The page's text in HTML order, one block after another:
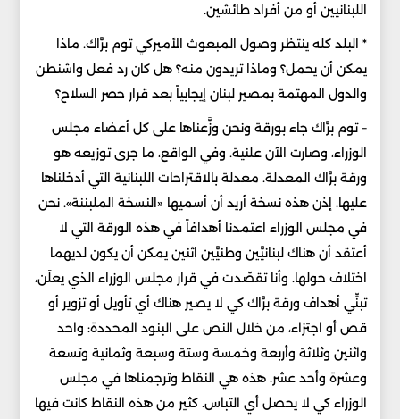
اللبنانيين أو من أفراد طائشين.
* البلد كله ينتظر وصول المبعوث الأميركي توم برَّاك. ماذا
يمكن أن يحمل؟ وماذا تريدون منه؟ هل كان رد فعل واشنطن
والدول المهتمة بمصير لبنان إيجابياً بعد قرار حصر السلاح؟
– توم برَّاك جاء بورقة ونحن وزَّعناها على كل أعضاء مجلس
الوزراء، وصارت الآن علنية. وفي الواقع، ما جرى توزيعه هو
ورقة برَّاك المعدلة. معدلة بالاقتراحات اللبنانية التي أدخلناها
عليها. إذن هذه نسخة أريد أن أسميها «النسخة الملبننة». نحن
في مجلس الوزراء اعتمدنا أهدافاً في هذه الورقة التي لا
أعتقد أن هناك لبنانيَّين وطنيَّين اثنين يمكن أن يكون لديهما
اختلاف حولها. وأنا تقصّدت في قرار مجلس الوزراء الذي يعلَن،
تبنِّي أهداف ورقة برَّاك كي لا يصير هناك أي تأويل أو تزوير أو
قص أو اجتزاء، من خلال النص على البنود المحددة: واحد
واثنين وثلاثة وأربعة وخمسة وستة وسبعة وثمانية وتسعة
وعشرة وأحد عشر. هذه هي النقاط وترجمناها في مجلس
الوزراء كي لا يحصل أي التباس. كثير من هذه النقاط كانت فيها